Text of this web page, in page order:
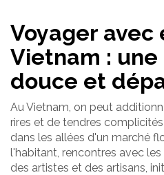
Voyager avec
Vietnam :
douce et
Au Vietnam, on peut
rires et de tendres
dans les allées d'un marché
l'habitant, rencontres avec
des artistes et des artisans,